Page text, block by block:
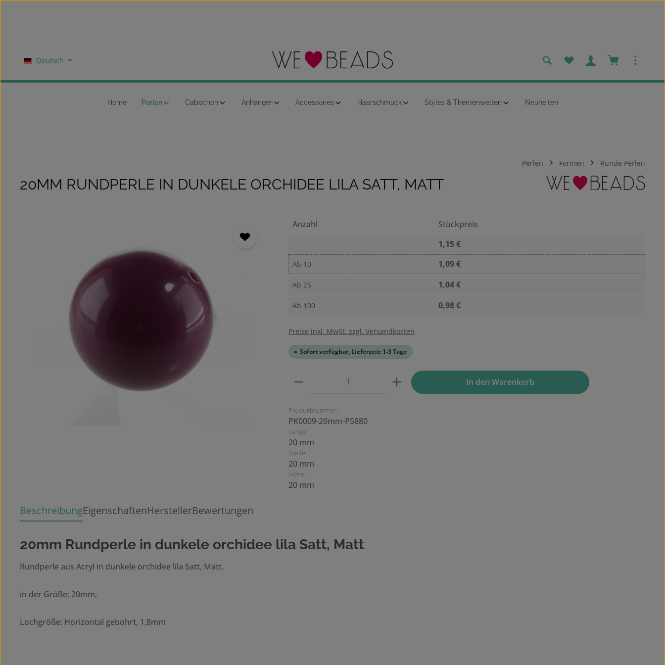
Deutsch Du hast 0 Produkte auf
Warenkorb
Home Perlen Cabochon Anhänger Accessories Haarschmuck Styles & Themenwelten Neuheiten
Perlen Formen Runde Perlen
20MM RUNDPERLE IN DUNKELE ORCHIDEE LILA SATT, MATT
Anzahl
Stückpreis
1,15 €
Ab 10 1,09 €
Ab 25 1,04 €
Ab 100 0,98 €
Preise inkl. MwSt. zzgl. Versandkosten
Sofort verfügbar, Lieferzeit: 1-3 Tage
Produkt Anzahl: Gib den gewünschten Wert ein oder benutze
In den Warenkorb
Produktnummer:
PK0009-20mm-P5880
Länge:
20 mm
Breite:
20 mm
Höhe:
20 mm
BeschreibungEigenschaftenHerstellerBewertungen
20mm Rundperle in dunkele orchidee lila Satt, Matt
Rundperle aus Acryl in dunkele orchidee lila Satt, Matt.
in der Größe: 20mm,
Lochgröße: Horizontal gebohrt, 1,8mm